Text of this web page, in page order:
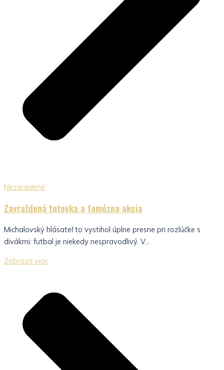
Nezaradené
Zavraždená tutovka a famózna akcia
Michalovský hlásateľ to vystihol úplne presne pri rozlúčke s
divákmi: futbal je niekedy nespravodlivý. V...
Zobraziť viac